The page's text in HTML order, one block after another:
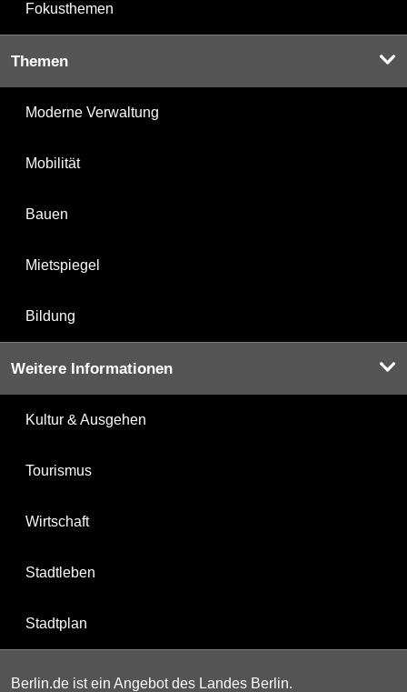
Fokusthemen
Themen
Moderne Verwaltung
Mobilität
Bauen
Mietspiegel
Bildung
Weitere Informationen
Kultur & Ausgehen
Tourismus
Wirtschaft
Stadtleben
Stadtplan
Berlin.de ist ein Angebot des Landes Berlin.